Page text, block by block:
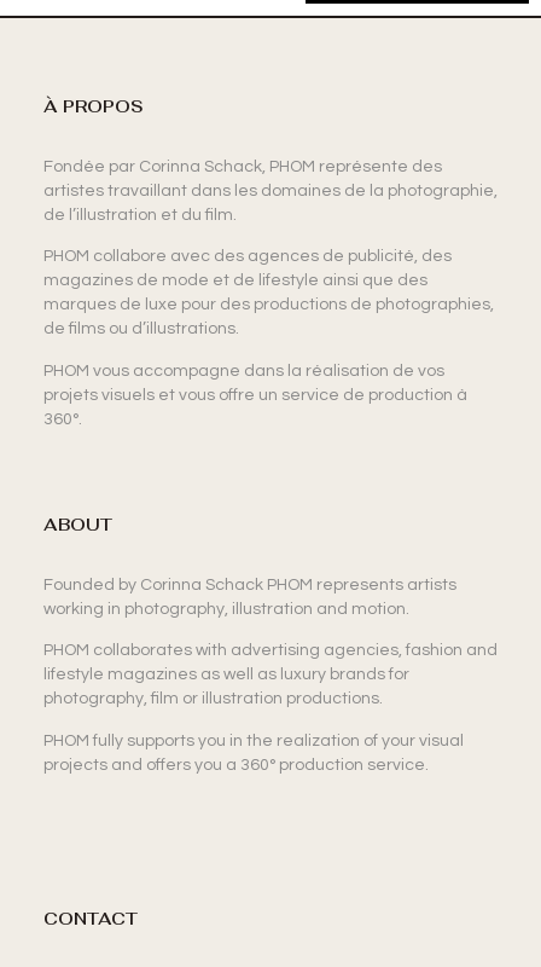
À PROPOS
Fondée par Corinna Schack, PHOM représente des
artistes travaillant dans les domaines de la photographie,
de l’illustration et du film.
PHOM collabore avec des agences de publicité, des
magazines de mode et de lifestyle ainsi que des
marques de luxe pour des productions de photographies,
de films ou d’illustrations.
PHOM vous accompagne dans la réalisation de vos
projets visuels et vous offre un service de production à
360°.
ABOUT
Founded by Corinna Schack PHOM represents artists
working in photography, illustration and motion.
PHOM collaborates with advertising agencies, fashion and
lifestyle magazines as well as luxury brands for
photography, film or illustration productions.
PHOM fully supports you in the realization of your visual
projects and offers you a 360° production service.
CONTACT